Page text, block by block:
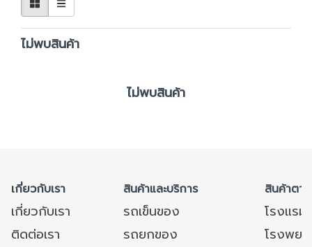
ไม่พบสินค้า
ไม่พบสินค้า
เกี่ยวกับเรา สินค้าและบริการ สินค้าตา
เกี่ยวกับเรา รถเข็นของ
โรงแร
ติดต่อเรา
รถยกของ
โรงพย